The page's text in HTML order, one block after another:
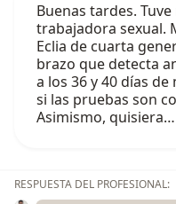
Buenas tardes.
trabajadora sexual.
Eclia de cuarta
brazo que detecta
a los 36 y 40 días
si las pruebas son
Asimismo, quisiera…
RESPUESTA DEL PROFESIONAL: